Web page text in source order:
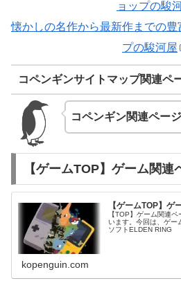
懐かしの名作から最新作までの
プの駿河屋
コペンギンサイトマップ関連ペ
コペンギン関連ペー
【ゲームTOP】ゲーム関連
【ゲームTOP】ゲ
【TOP】ゲーム関連
います。今回は、ゲー
ソフトELDEN RING
kopenguin.com